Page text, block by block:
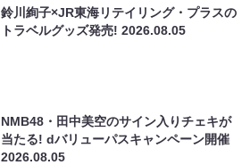
鈴川絢子×JR東海リテイリング・プラスの
トラベルグッズ発売!2026.08.05
NMB48・田中美空のサイン入りチェキが
当たる! dバリューパスキャンペーン開催
2026.08.05